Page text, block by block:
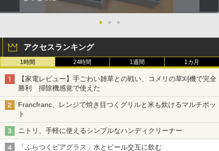
● ● ●
アクセスランキング
1時間 24時間 1週間 1カ月
【家電レビュー】手ごわい雑草との戦い、コメリの草刈機で完全
勝利 掃除機感覚で使えた
Francfranc、レンジで焼き目つくグリルと米も炊けるマルチポッ
ト
ニトリ、手軽に使えるシンプルなハンディクリーナー
「ふらつくビアグラス」水とビール交互に飲む